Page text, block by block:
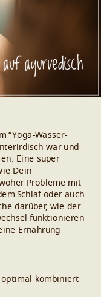
“Yoga-Wasser-
war und
Eine super
Dein
Probleme mit
Schlaf oder auch
darüber, wie der
funktionieren
Ernährung
optimal kombiniert